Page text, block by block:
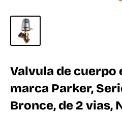
Valvula de cuerpo
marca Parker,
Bronce, de 2 vias,